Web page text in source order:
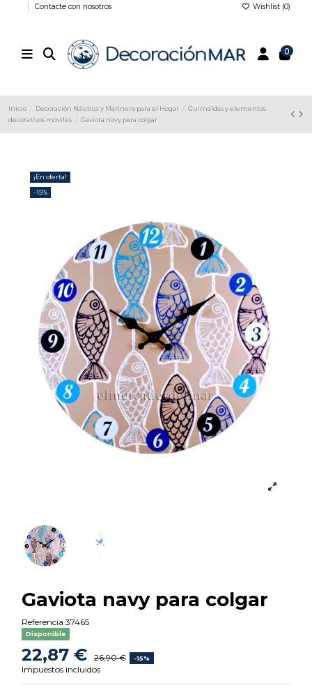
Contacte con nosotros Wishlist (0)
0
Inicio Decoración Náutica y Marinera para el Hogar
Guirnaldas y elementos
decorativos móviles
Gaviota navy para colgar
¡En oferta!
-15%
Gaviota navy para colgar
Referencia 37465
Disponible
22,87 € 26,90 € -15%
Impuestos incluidos